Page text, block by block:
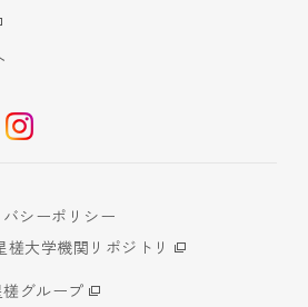
シーポリシー
槎大学機関リポジトリ
槎グループ